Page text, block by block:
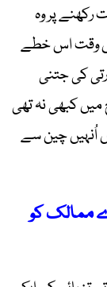
پر وہ
وقت اس خطے
کی جتنی
میں کبھی نہ تھی
میں اُنہیں چین سے
ممالک کو